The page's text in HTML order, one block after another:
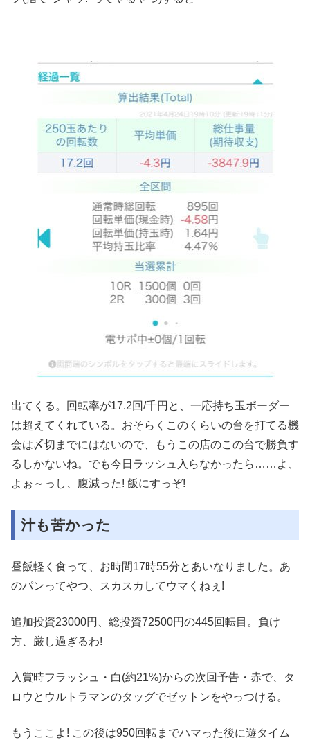
出てくる。回転率が17.2回/千円と、一応持ち玉ボーダー
は超えてくれている。おそらくこのくらいの台を打てる機
会は〆切までにはないので、もうこの店のこの台で勝負す
るしかないね。でも今日ラッシュ入らなかったら……よ、
よぉ～っし、腹減った! 飯にすっぞ!
汁も苦かった
昼飯軽く食って、お時間17時55分とあいなりました。あ
のパンってやつ、スカスカしてウマくねぇ!
追加投資23000円、総投資72500円の445回転目。負け
方、厳し過ぎるわ!
入賞時フラッシュ・白(約21%)からの次回予告・赤で、タ
ロウとウルトラマンのタッグでゼットンをやっつける。
もうここよ! この後は950回転までハマった後に遊タイム